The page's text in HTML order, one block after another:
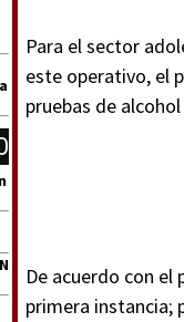
Para el sector
este operativo, el
pruebas de
De acuerdo con
primera instancia;